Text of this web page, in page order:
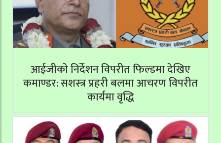
आईजीको निर्देशन विपरीत फिल्डमा देखिए
कमाण्डर: सशस्त्र प्रहरी बलमा आचरण विपरीत
कार्यमा वृद्धि